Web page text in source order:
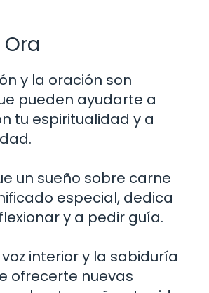
y la oración son
pueden ayudarte a
tu espiritualidad y a
un sueño sobre carne
especial, dedica
y a pedir guía.
interior y la sabiduría
ofrecerte nuevas